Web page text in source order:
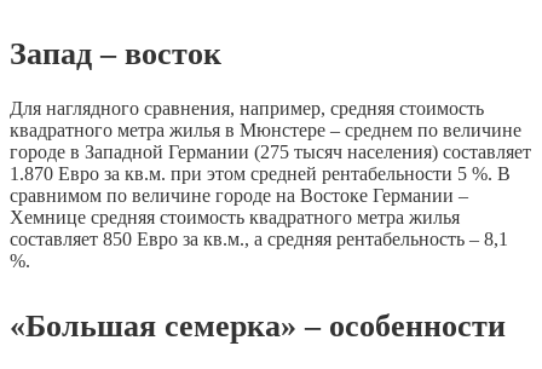
Запад – восток
Для наглядного сравнения, например, средняя стоимость
квадратного метра жилья в Мюнстере – среднем по величине
городе в Западной Германии (275 тысяч населения) составляет
1.870 Евро за кв.м. при этом средней рентабельности 5 %. В
сравнимом по величине городе на Востоке Германии –
Хемнице средняя стоимость квадратного метра жилья
составляет 850 Евро за кв.м., а средняя рентабельность – 8,1
%.
«Большая семерка» – особенности